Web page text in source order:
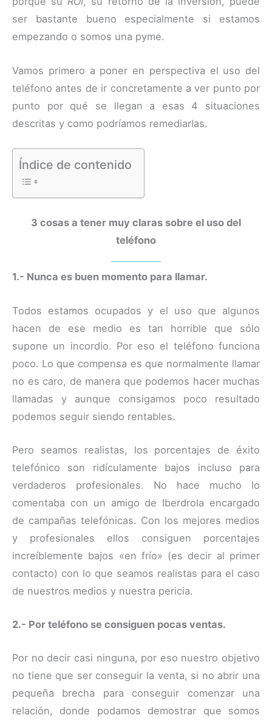
ser bastante bueno especialmente si estamos
empezando o somos una pyme.
Vamos primero a poner en perspectiva el uso del
teléfono antes de ir concretamente a ver punto por
punto por qué se llegan a esas 4 situaciones
descritas y como podríamos remediarlas.
Índice de contenido
3 cosas a tener muy claras sobre el uso del
teléfono
1.- Nunca es buen momento para llamar.
Todos estamos ocupados y el uso que algunos
hacen de ese medio es tan horrible que sólo
supone un incordio. Por eso el teléfono funciona
poco. Lo que compensa es que normalmente llamar
no es caro, de manera que podemos hacer muchas
llamadas y aunque consigamos poco resultado
podemos seguir siendo rentables.
Pero seamos realistas, los porcentajes de éxito
telefónico son ridículamente bajos incluso para
verdaderos profesionales. No hace mucho lo
comentaba con un amigo de Iberdrola encargado
de campañas telefónicas. Con los mejores medios
y profesionales ellos consiguen porcentajes
increíblemente bajos «en frío» (es decir al primer
contacto) con lo que seamos realistas para el caso
de nuestros medios y nuestra pericia.
2.- Por teléfono se consiguen pocas ventas.
Por no decir casi ninguna, por eso nuestro objetivo
no tiene que ser conseguir la venta, si no abrir una
pequeña brecha para conseguir comenzar una
relación, donde podamos demostrar que somos